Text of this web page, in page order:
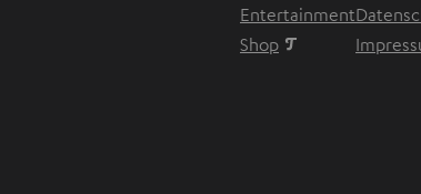
Entertainment
Shop
Im neuen Tab